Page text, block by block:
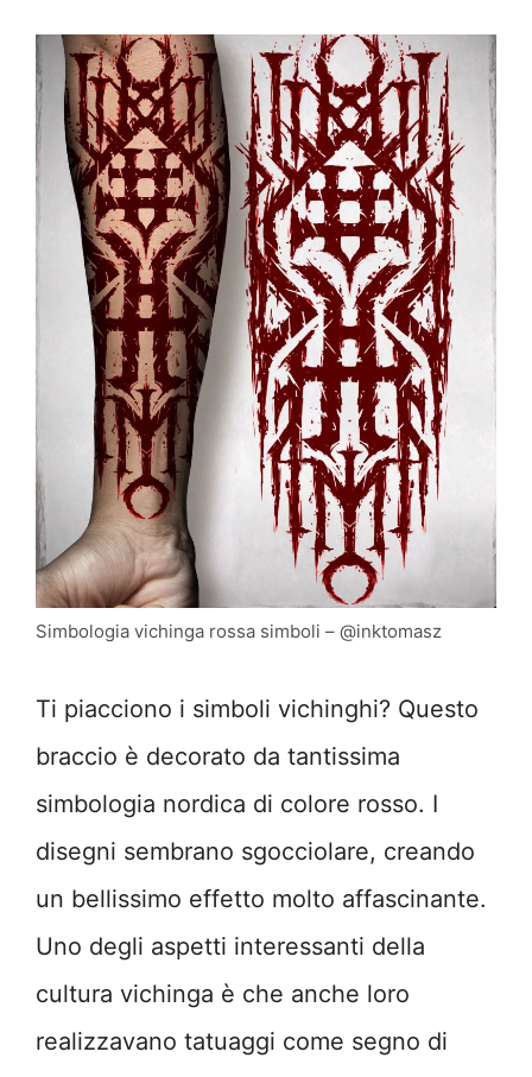
Simbologia vichinga rossa simboli – @inktomasz
Ti piacciono i simboli vichinghi? Questo
braccio è decorato da tantissima
simbologia nordica di colore rosso. I
disegni sembrano sgocciolare, creando
un bellissimo effetto molto affascinante.
Uno degli aspetti interessanti della
cultura vichinga è che anche loro
realizzavano tatuaggi come segno di